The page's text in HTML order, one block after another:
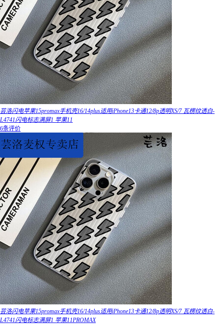
芸洛闪电苹果15promax手机壳16/14plus适用iPhone13卡通12/8p透明XS/7 瓦楞纹透白-
L4741闪电标志满屏1 苹果11
6条评价
芸洛闪电苹果15promax手机壳16/14plus适用iPhone13卡通12/8p透明XS/7 瓦楞纹透白-
L4741闪电标志满屏1 苹果11PROMAX